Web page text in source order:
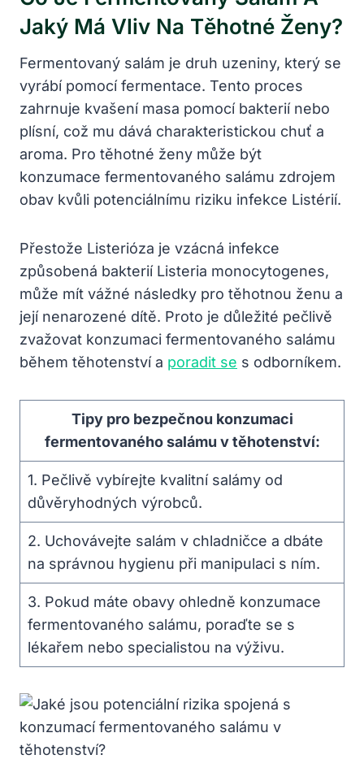
Jaký Má Vliv Na Těhotné Ženy?
Fermentovaný salám je druh uzeniny, který se
vyrábí pomocí fermentace. Tento proces
zahrnuje kvašení masa pomocí bakterií nebo
plísní, což mu dává charakteristickou chuť a
aroma. Pro těhotné ženy může být
konzumace fermentovaného salámu zdrojem
obav kvůli potenciálnímu riziku infekce Listérií.
Přestože Listerióza je vzácná infekce
způsobená bakterií Listeria monocytogenes,
může mít vážné následky pro těhotnou ženu a
její nenarozené dítě. Proto je důležité pečlivě
zvažovat konzumaci fermentovaného salámu
během těhotenství a poradit se s odborníkem.
Tipy pro bezpečnou konzumaci
fermentovaného salámu v těhotenství:
1. Pečlivě vybírejte kvalitní salámy od
důvěryhodných výrobců.
2. Uchovávejte salám v chladničce a dbáte
na správnou hygienu při manipulaci s ním.
3. Pokud máte obavy ohledně konzumace
fermentovaného salámu, poraďte se s
lékařem nebo specialistou na výživu.